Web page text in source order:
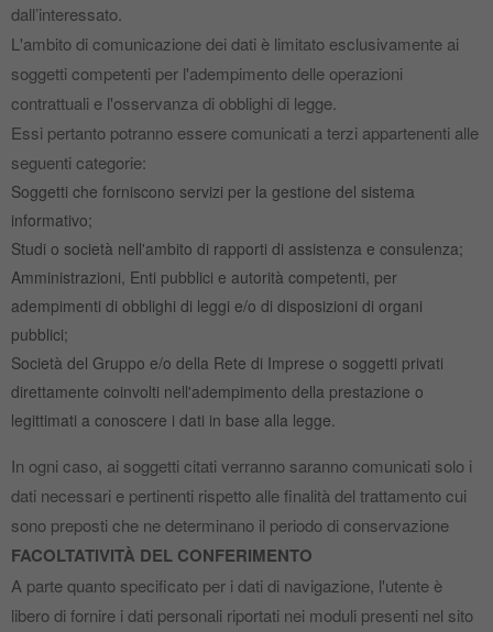
dall’interessato.
L'ambito di comunicazione dei dati è limitato esclusivamente ai
soggetti competenti per l'adempimento delle operazioni
contrattuali e l'osservanza di obblighi di legge.
Essi pertanto potranno essere comunicati a terzi appartenenti alle
seguenti categorie:
Soggetti che forniscono servizi per la gestione del sistema
informativo;
Studi o società nell'ambito di rapporti di assistenza e consulenza;
Amministrazioni, Enti pubblici e autorità competenti, per
adempimenti di obblighi di leggi e/o di disposizioni di organi
pubblici;
Società del Gruppo e/o della Rete di Imprese o soggetti privati
direttamente coinvolti nell'adempimento della prestazione o
legittimati a conoscere i dati in base alla legge.
In ogni caso, ai soggetti citati verranno saranno comunicati solo i
dati necessari e pertinenti rispetto alle finalità del trattamento cui
sono preposti che ne determinano il periodo di conservazione
FACOLTATIVITÀ DEL CONFERIMENTO
A parte quanto specificato per i dati di navigazione, l'utente è
libero di fornire i dati personali riportati nei moduli presenti nel sito